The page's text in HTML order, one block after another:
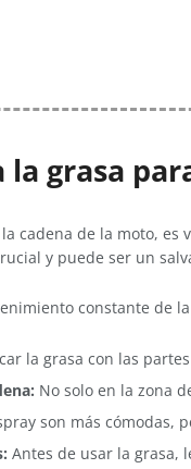
la grasa
cadena de la moto,
y puede ser un
constante de
la grasa con las
No solo en la zona
son más
Antes de usar la grasa,